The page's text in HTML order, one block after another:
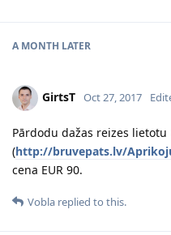
A MONTH LATER
GirtsT Oct 27, 2017
Pārdodu dažas reizes
(http://bruvepats.lv/
cena EUR 90.
Vobla replied to this.